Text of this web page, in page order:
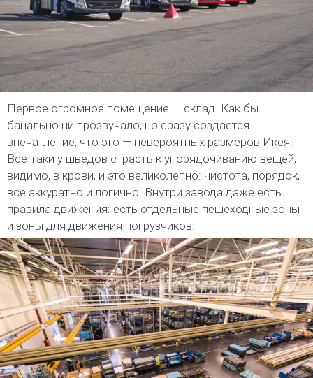
Первое огромное помещение — склад. Как бы
банально ни прозвучало, но сразу создается
впечатление, что это — невероятных размеров Икея.
Все-таки у шведов страсть к упорядочиванию вещей,
видимо, в крови, и это великолепно: чистота, порядок,
все аккуратно и логично. Внутри завода даже есть
правила движения: есть отдельные пешеходные зоны
и зоны для движения погрузчиков.